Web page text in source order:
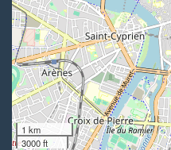
1 km
3000 ft